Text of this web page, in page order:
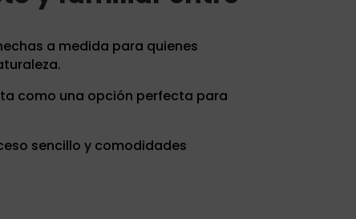
a medida para quienes
como una opción perfecta para
sencillo y comodidades